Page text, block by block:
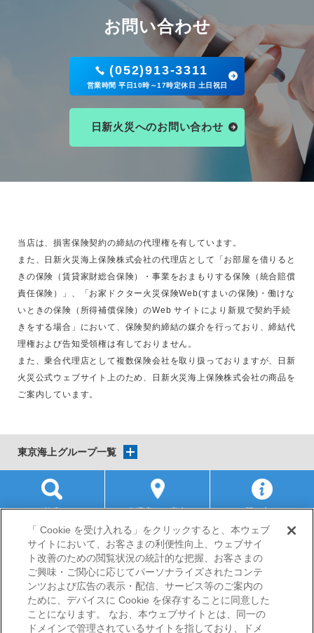
お問い合わせ
(052)913-3311
営業時間 平日10時～17時定休日 土日祝日
日新火災へのお問い合わせ
当店は、損害保険契約の締結の代理権を有しています。
また、日新火災海上保険株式会社の代理店として「お部屋を借りると
きの保険（賃貸家財総合保険）・事業をおまもりする保険（統合賠償
責任保険）」、「お家ドクター火災保険Web(すまいの保険)・働けな
いときの保険（所得補償保険）のWeb サイトにより新規で契約手続
きをする場合」において、保険契約締結の媒介を行っており、締結代
理権および告知受領権は有しておりません。
また、乗合代理店として複数保険会社を取り扱っておりますが、日新
火災公式ウェブサイト上のため、日新火災海上保険株式会社の商品を
ご案内しています。
東京海上グループ一覧
検索 代理店のご案内 お問い合わせ
サイトマップ 当サイトのご利用にあたって勧誘方針
プライバシーポリシー
（個人情報のお取扱いについて）
「 Cookie を受け入れる」をクリックすると、本ウェブ
サイトにおいて、お客さまの利便性向上、ウェブサイ
ト改善のための閲覧状況の統計的な把握、お客さまの
ご興味・ご関心に応じてパーソナライズされたコンテ
ンツおよび広告の表示・配信、サービス等のご案内の
ために、デバイスに Cookie を保存することに同意した
ことになります。 なお、本ウェブサイトとは、同一の
ドメインで管理されているサイトを指しており、ドメ